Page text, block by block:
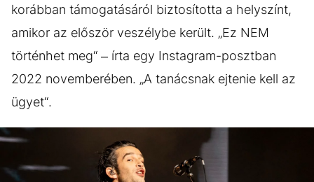
korábban támogatásáról biztosította a helyszínt,
amikor az először veszélybe került. „Ez NEM
történhet meg“ – írta egy Instagram-posztban
2022 novemberében. „A tanácsnak ejtenie kell az
ügyet“.